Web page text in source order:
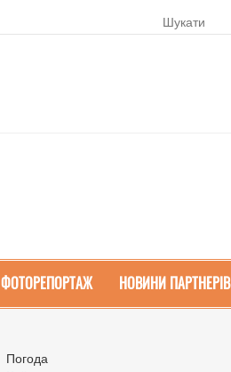
ФОТОРЕПОРТАЖ НОВИНИ ПАРТНЕРІВ
Погода